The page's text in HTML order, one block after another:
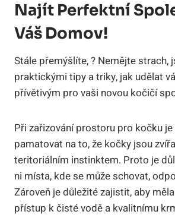
Najít Perfektní
Váš Domov!
Stále přemýšlíte, ? Nemějte strach,
praktickými tipy a triky, jak udělat
přívětivým pro vaši novou kočičí
Při zařizování prostoru pro kočku
pamatovat na to, že kočky jsou
teritoriálním instinktem. Proto je
ni místa, kde se může schovat,
Zároveň je důležité zajistit, aby
přístup k čisté vodě a kvalitnímu